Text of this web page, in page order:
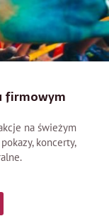
firmowym
na świeżym
koncerty,